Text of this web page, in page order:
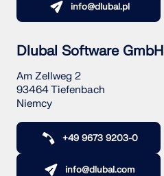
info@dlubal.pl
Dlubal Software GmbH
Am Zellweg 2
93464 Tiefenbach
Niemcy
+49 9673 9203-0
info@dlubal.com